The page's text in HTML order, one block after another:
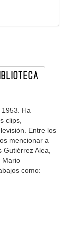
Ha
clips,
Entre los
mencionar a
Alea,
Mario
como: